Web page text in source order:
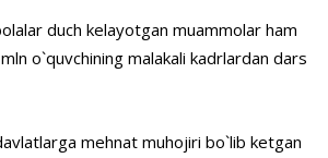
duch kelayotgan muammolar ham
o`quvchining malakali kadrlardan dars
mehnat muhojiri bo`lib ketgan